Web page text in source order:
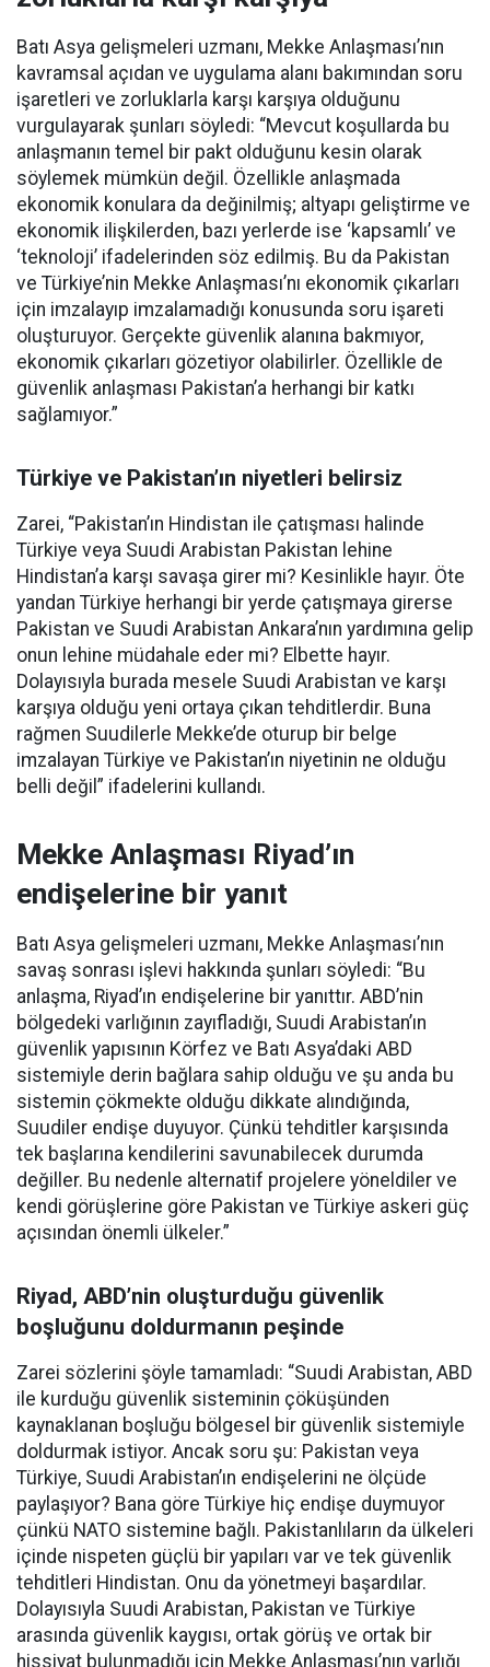
Batı Asya gelişmeleri uzmanı, Mekke Anlaşması’nın
kavramsal açıdan ve uygulama alanı bakımından soru
işaretleri ve zorluklarla karşı karşıya olduğunu
vurgulayarak şunları söyledi: “Mevcut koşullarda bu
anlaşmanın temel bir pakt olduğunu kesin olarak
söylemek mümkün değil. Özellikle anlaşmada
ekonomik konulara da değinilmiş; altyapı geliştirme ve
ekonomik ilişkilerden, bazı yerlerde ise ‘kapsamlı’ ve
‘teknoloji’ ifadelerinden söz edilmiş. Bu da Pakistan
ve Türkiye’nin Mekke Anlaşması’nı ekonomik çıkarları
için imzalayıp imzalamadığı konusunda soru işareti
oluşturuyor. Gerçekte güvenlik alanına bakmıyor,
ekonomik çıkarları gözetiyor olabilirler. Özellikle de
güvenlik anlaşması Pakistan’a herhangi bir katkı
sağlamıyor.”
Türkiye ve Pakistan’ın niyetleri belirsiz
Zarei, “Pakistan’ın Hindistan ile çatışması halinde
Türkiye veya Suudi Arabistan Pakistan lehine
Hindistan’a karşı savaşa girer mi? Kesinlikle hayır. Öte
yandan Türkiye herhangi bir yerde çatışmaya girerse
Pakistan ve Suudi Arabistan Ankara’nın yardımına gelip
onun lehine müdahale eder mi? Elbette hayır.
Dolayısıyla burada mesele Suudi Arabistan ve karşı
karşıya olduğu yeni ortaya çıkan tehditlerdir. Buna
rağmen Suudilerle Mekke’de oturup bir belge
imzalayan Türkiye ve Pakistan’ın niyetinin ne olduğu
belli değil” ifadelerini kullandı.
Mekke Anlaşması Riyad’ın
endişelerine bir yanıt
Batı Asya gelişmeleri uzmanı, Mekke Anlaşması’nın
savaş sonrası işlevi hakkında şunları söyledi: “Bu
anlaşma, Riyad’ın endişelerine bir yanıttır. ABD’nin
bölgedeki varlığının zayıfladığı, Suudi Arabistan’ın
güvenlik yapısının Körfez ve Batı Asya’daki ABD
sistemiyle derin bağlara sahip olduğu ve şu anda bu
sistemin çökmekte olduğu dikkate alındığında,
Suudiler endişe duyuyor. Çünkü tehditler karşısında
tek başlarına kendilerini savunabilecek durumda
değiller. Bu nedenle alternatif projelere yöneldiler ve
kendi görüşlerine göre Pakistan ve Türkiye askeri güç
açısından önemli ülkeler.”
Riyad, ABD’nin oluşturduğu güvenlik
boşluğunu doldurmanın peşinde
Zarei sözlerini şöyle tamamladı: “Suudi Arabistan, ABD
ile kurduğu güvenlik sisteminin çöküşünden
kaynaklanan boşluğu bölgesel bir güvenlik sistemiyle
doldurmak istiyor. Ancak soru şu: Pakistan veya
Türkiye, Suudi Arabistan’ın endişelerini ne ölçüde
paylaşıyor? Bana göre Türkiye hiç endişe duymuyor
çünkü NATO sistemine bağlı. Pakistanlıların da ülkeleri
içinde nispeten güçlü bir yapıları var ve tek güvenlik
tehditleri Hindistan. Onu da yönetmeyi başardılar.
Dolayısıyla Suudi Arabistan, Pakistan ve Türkiye
arasında güvenlik kaygısı, ortak görüş ve ortak bir
hissiyat bulunmadığı için Mekke Anlaşması’nın varlığı